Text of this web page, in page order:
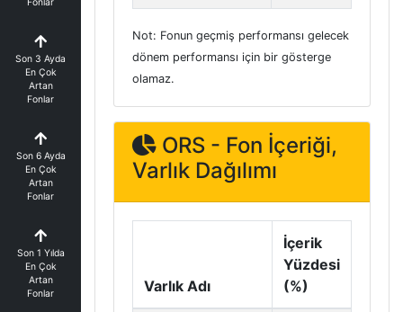
Son 3 Ayda
En Çok
Artan
Fonlar
Son 6 Ayda
En Çok
Artan
Fonlar
Son 1 Yılda
En Çok
Artan
Fonlar
Not: Fonun geçmiş performansı gelecek
dönem performansı için bir gösterge
olamaz.
ORS - Fon İçeriği,
Varlık Dağılımı
Varlık Adı
İçerik
Yüzdesi
(%)